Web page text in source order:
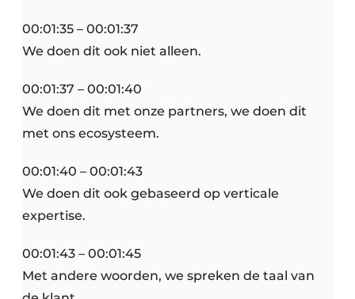
00:01:35 – 00:01:37
We doen dit ook niet alleen.
00:01:37 – 00:01:40
We doen dit met onze partners, we doen dit
met ons ecosysteem.
00:01:40 – 00:01:43
We doen dit ook gebaseerd op verticale
expertise.
00:01:43 – 00:01:45
Met andere woorden, we spreken de taal van